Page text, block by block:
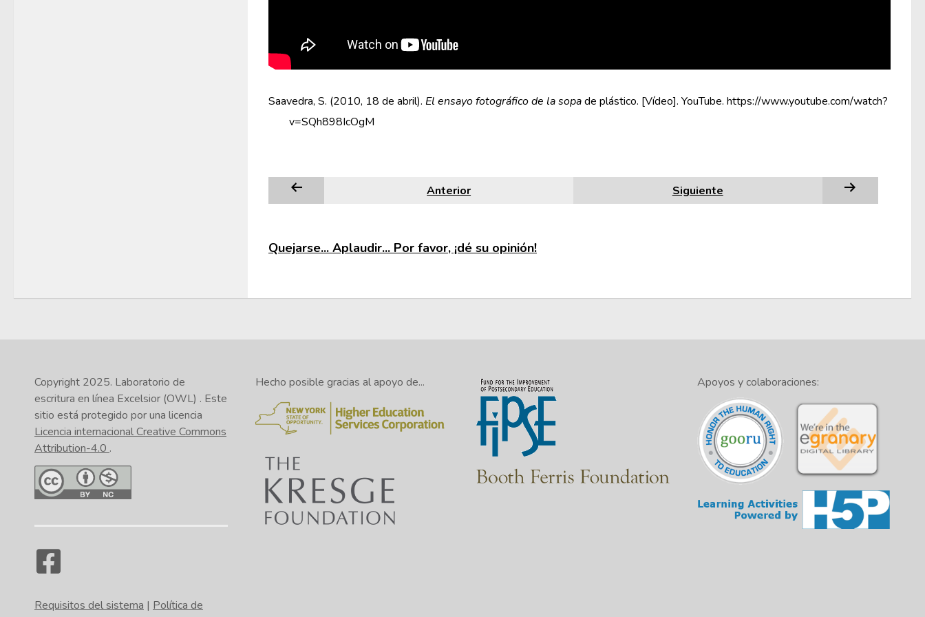
Saavedra, S. (2010, 18 de abril). El ensayo fotográfico de la sopade plástico. [Vídeo]. YouTube. https://www.youtube.com/watch?
v=SQh898IcOgM
Anterior Siguiente
Quejarse... Aplaudir... Por favor, ¡dé su opinión!
Copyright 2025. Laboratorio de
escritura en línea Excelsior (OWL) . Este
sitio está protegido por una licencia
Licencia internacional Creative Commons
Attribution-4.0 .
Requisitos del sistema | Política de
Hecho posible gracias al apoyo de... Apoyos y colaboraciones: